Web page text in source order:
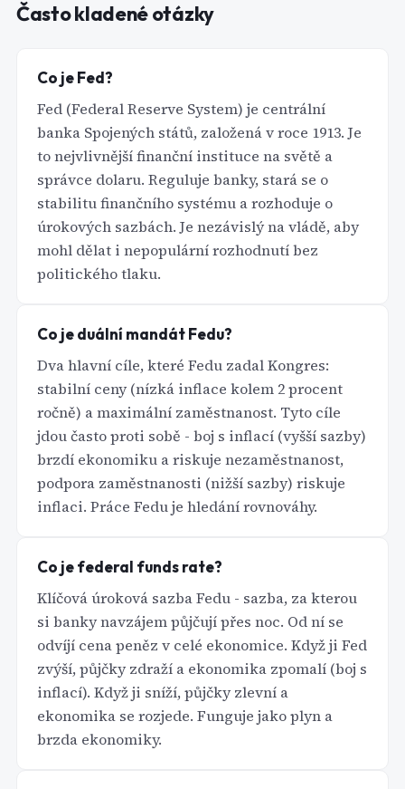
Často kladené otázky
Co je Fed?
Fed (Federal Reserve System) je centrální
banka Spojených států, založená v roce 1913. Je
to nejvlivnější finanční instituce na světě a
správce dolaru. Reguluje banky, stará se o
stabilitu finančního systému a rozhoduje o
úrokových sazbách. Je nezávislý na vládě, aby
mohl dělat i nepopulární rozhodnutí bez
politického tlaku.
Co je duální mandát Fedu?
Dva hlavní cíle, které Fedu zadal Kongres:
stabilní ceny (nízká inflace kolem 2 procent
ročně) a maximální zaměstnanost. Tyto cíle
jdou často proti sobě - boj s inflací (vyšší sazby)
brzdí ekonomiku a riskuje nezaměstnanost,
podpora zaměstnanosti (nižší sazby) riskuje
inflaci. Práce Fedu je hledání rovnováhy.
Co je federal funds rate?
Klíčová úroková sazba Fedu - sazba, za kterou
si banky navzájem půjčují přes noc. Od ní se
odvíjí cena peněz v celé ekonomice. Když ji Fed
zvýší, půjčky zdraží a ekonomika zpomalí (boj s
inflací). Když ji sníží, půjčky zlevní a
ekonomika se rozjede. Funguje jako plyn a
brzda ekonomiky.